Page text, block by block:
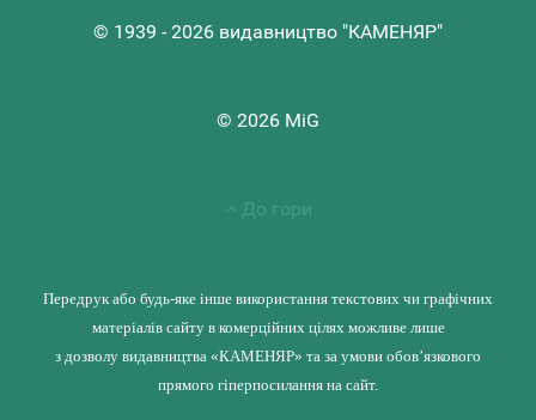
© 1939 - 2026 видавництво "КАМЕНЯР"
© 2026 MiG
До гори
Передрук або будь-яке інше використання текстових чи графічних
матеріалів сайту в комерційних цілях можливе лише
з дозволу видавництва «КАМЕНЯР» та за умови обов’язкового
прямого гіперпосилання на сайт.